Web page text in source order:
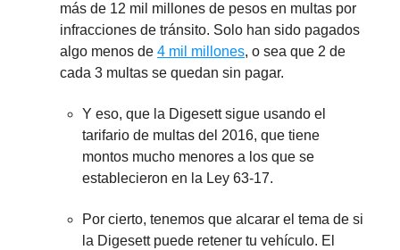
más de 12 mil millones de pesos en multas por
infracciones de tránsito. Solo han sido pagados
algo menos de 4 mil millones, o sea que 2 de
cada 3 multas se quedan sin pagar.
Y eso, que la Digesett sigue usando el
tarifario de multas del 2016, que tiene
montos mucho menores a los que se
establecieron en la Ley 63-17.
Por cierto, tenemos que alcarar el tema de si
la Digesett puede retener tu vehículo. El